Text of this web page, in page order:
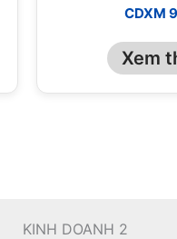
CDXM
Xem
KINH DOANH 2